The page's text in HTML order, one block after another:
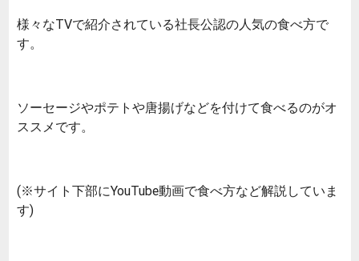
様々なTVで紹介されている社長公認の人気の食べ方で
す。
ソーセージやポテトや唐揚げなどを付けて食べるのがオ
ススメです。
(※サイト下部にYouTube動画で食べ方など解説していま
す)